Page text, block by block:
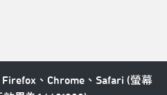
、Chrome、Safari (螢幕